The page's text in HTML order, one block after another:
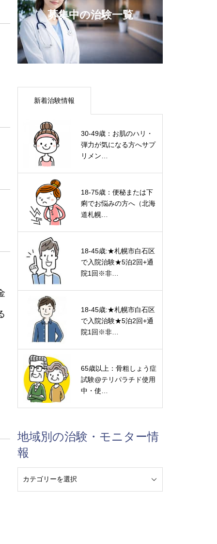
募集中の治験一覧
新着治験情報
30-49歳：お肌のハリ・
弾力が気になる方へサプ
リメン…
18-75歳：便秘または下
痢でお悩みの方へ（北海
道札幌…
18-45歳:★札幌市白石区
で入院治験★5泊2回+通
院1回※非…
18-45歳:★札幌市白石区
で入院治験★5泊2回+通
院1回※非…
65歳以上：骨粗しょう症
試験@テリパラチド使用
中・使…
地域別の治験・モニター情
報